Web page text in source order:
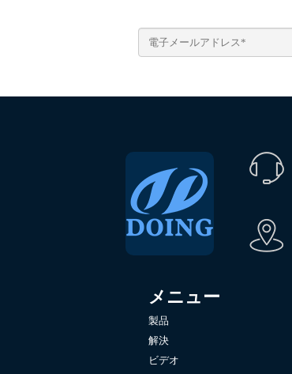
メニュー
製品
解決
ビデオ